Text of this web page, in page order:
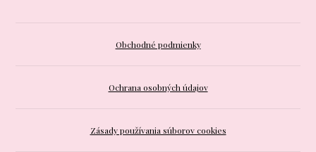
Obchodné podmienky
Ochrana osobných údajov
Zásady používania súborov cookies